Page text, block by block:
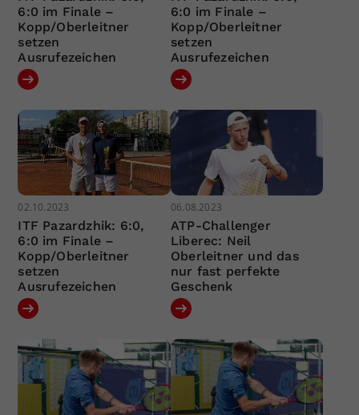
6:0 im Finale –
Kopp/Oberleitner
setzen
Ausrufezeichen
6:0 im Finale –
Kopp/Oberleitner
setzen
Ausrufezeichen
02.10.2023
ITF Pazardzhik: 6:0,
6:0 im Finale –
Kopp/Oberleitner
setzen
Ausrufezeichen
06.08.2023
ATP-Challenger
Liberec: Neil
Oberleitner und das
nur fast perfekte
Geschenk